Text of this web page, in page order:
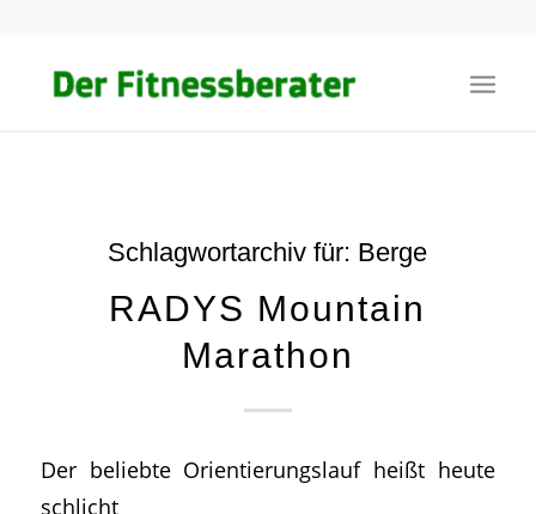
Schlagwortarchiv für: Berge
RADYS Mountain
Marathon
Der beliebte Orientierungslauf heißt heute
schlicht